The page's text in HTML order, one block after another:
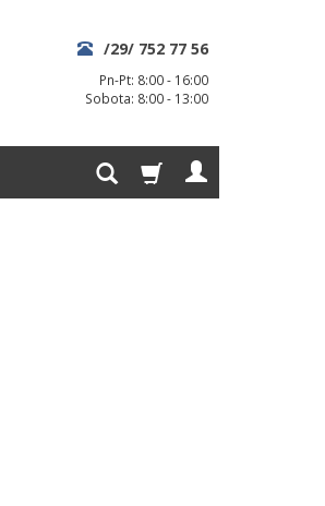
/29/ 752 77 56
Pn-Pt: 8:00 - 16:00
Sobota: 8:00 - 13:00